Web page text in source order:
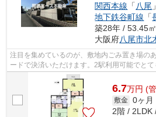
関西本線 「 八尾
地下鉄谷町線 「
築28年 / 53.45
大阪府八尾市北
注目を集めているのが、敷地内ごみ置き場の
ードで決済いただけます。2駅利用可能でとて
地下鉄谷町線八尾南周辺にある賃貸物件...
6.7万円 (
敷金 0ヶ月
2階 / 2LDK